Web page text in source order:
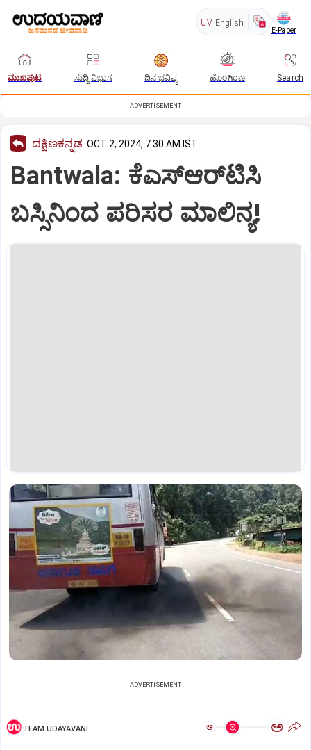
UV English
E-Paper
ಮುಖಪುಟ ಸುದ್ದಿ ವಿಭಾಗ ದಿನ ಭವಿಷ್ಯ ಹೊಂಗಿರಣ Search
ADVERTISEMENT
ದಕ್ಷಿಣಕನ್ನಡ OCT 2, 2024, 7:30 AM IST
Bantwala: ಕೆಎಸ್‌ಆರ್‌ಟಿಸಿ
ಬಸ್ಸಿನಿಂದ ಪರಿಸರ ಮಾಲಿನ್ಯ!
ADVERTISEMENT
TEAM UDAYAVANI ಅ ಅ